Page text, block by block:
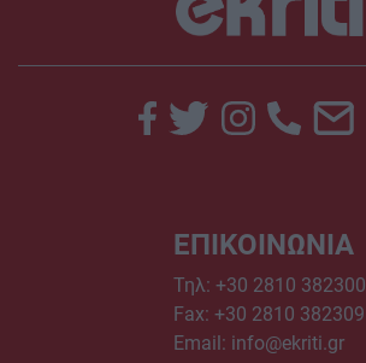
ΕΠΙΚΟΙΝΩΝΙΑ
Τηλ: +30 2810 382300
Fax: +30 2810 382309
Email: info@ekriti.gr